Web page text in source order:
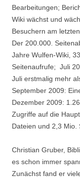
Bearbeitungen;
Wiki wächst und
Besuchern am
Der 200.000.
Jahre Wulfen-Wiki,
Seitenaufrufe; Juli
Juli erstmalig mehr
September 2009:
Dezember 2009:
Zugriffe auf die
Dateien und 2,3 Mio.
Christian Gruber,
es schon immer
Zunächst fand er